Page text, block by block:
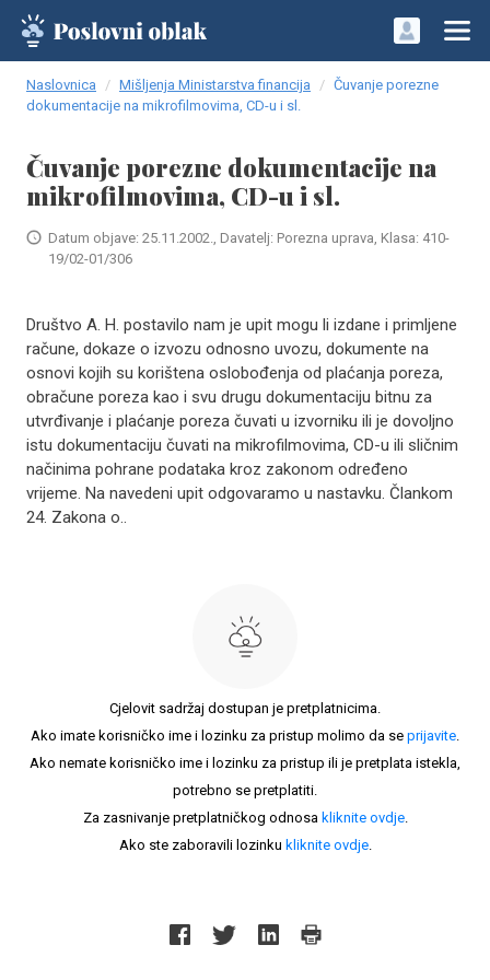
Naslovnica Mišljenja Ministarstva financija
Čuvanje porezne
dokumentacije na mikrofilmovima, CD-u i sl.
Čuvanje porezne dokumentacije na
mikrofilmovima, CD-u i sl.
Datum objave: 25.11.2002., Davatelj: Porezna uprava, Klasa: 410-
19/02-01/306
Društvo A. H. postavilo nam je upit mogu li izdane i primljene
račune, dokaze o izvozu odnosno uvozu, dokumente na
osnovi kojih su korištena oslobođenja od plaćanja poreza,
obračune poreza kao i svu drugu dokumentaciju bitnu za
utvrđivanje i plaćanje poreza čuvati u izvorniku ili je dovoljno
istu dokumentaciju čuvati na mikrofilmovima, CD-u ili sličnim
načinima pohrane podataka kroz zakonom određeno
vrijeme. Na navedeni upit odgovaramo u nastavku. Člankom
24. Zakona o..
Cjelovit sadržaj dostupan je pretplatnicima.
Ako imate korisničko ime i lozinku za pristup molimo da se prijavite.
Ako nemate korisničko ime i lozinku za pristup ili je pretplata istekla,
potrebno se pretplatiti.
Za zasnivanje pretplatničkog odnosa kliknite ovdje.
Ako ste zaboravili lozinku kliknite ovdje.